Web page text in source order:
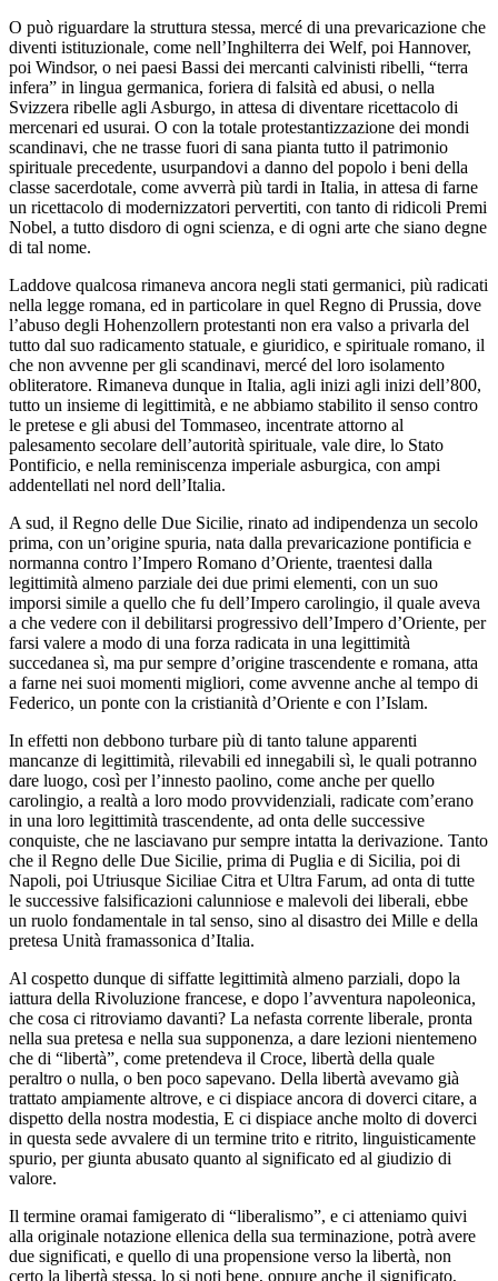
O può riguardare la struttura stessa, mercé di una prevaricazione che
diventi istituzionale, come nell’Inghilterra dei Welf, poi Hannover,
poi Windsor, o nei paesi Bassi dei mercanti calvinisti ribelli, “terra
infera” in lingua germanica, foriera di falsità ed abusi, o nella
Svizzera ribelle agli Asburgo, in attesa di diventare ricettacolo di
mercenari ed usurai. O con la totale protestantizzazione dei mondi
scandinavi, che ne trasse fuori di sana pianta tutto il patrimonio
spirituale precedente, usurpandovi a danno del popolo i beni della
classe sacerdotale, come avverrà più tardi in Italia, in attesa di farne
un ricettacolo di modernizzatori pervertiti, con tanto di ridicoli Premi
Nobel, a tutto disdoro di ogni scienza, e di ogni arte che siano degne
di tal nome.
Laddove qualcosa rimaneva ancora negli stati germanici, più radicati
nella legge romana, ed in particolare in quel Regno di Prussia, dove
l’abuso degli Hohenzollern protestanti non era valso a privarla del
tutto dal suo radicamento statuale, e giuridico, e spirituale romano, il
che non avvenne per gli scandinavi, mercé del loro isolamento
obliteratore. Rimaneva dunque in Italia, agli inizi agli inizi dell’800,
tutto un insieme di legittimità, e ne abbiamo stabilito il senso contro
le pretese e gli abusi del Tommaseo, incentrate attorno al
palesamento secolare dell’autorità spirituale, vale dire, lo Stato
Pontificio, e nella reminiscenza imperiale asburgica, con ampi
addentellati nel nord dell’Italia.
A sud, il Regno delle Due Sicilie, rinato ad indipendenza un secolo
prima, con un’origine spuria, nata dalla prevaricazione pontificia e
normanna contro l’Impero Romano d’Oriente, traentesi dalla
legittimità almeno parziale dei due primi elementi, con un suo
imporsi simile a quello che fu dell’Impero carolingio, il quale aveva
a che vedere con il debilitarsi progressivo dell’Impero d’Oriente, per
farsi valere a modo di una forza radicata in una legittimità
succedanea sì, ma pur sempre d’origine trascendente e romana, atta
a farne nei suoi momenti migliori, come avvenne anche al tempo di
Federico, un ponte con la cristianità d’Oriente e con l’Islam.
In effetti non debbono turbare più di tanto talune apparenti
mancanze di legittimità, rilevabili ed innegabili sì, le quali potranno
dare luogo, così per l’innesto paolino, come anche per quello
carolingio, a realtà a loro modo provvidenziali, radicate com’erano
in una loro legittimità trascendente, ad onta delle successive
conquiste, che ne lasciavano pur sempre intatta la derivazione. Tanto
che il Regno delle Due Sicilie, prima di Puglia e di Sicilia, poi di
Napoli, poi Utriusque Siciliae Citra et Ultra Farum, ad onta di tutte
le successive falsificazioni calunniose e malevoli dei liberali, ebbe
un ruolo fondamentale in tal senso, sino al disastro dei Mille e della
pretesa Unità framassonica d’Italia.
Al cospetto dunque di siffatte legittimità almeno parziali, dopo la
iattura della Rivoluzione francese, e dopo l’avventura napoleonica,
che cosa ci ritroviamo davanti? La nefasta corrente liberale, pronta
nella sua pretesa e nella sua supponenza, a dare lezioni nientemeno
che di “libertà”, come pretendeva il Croce, libertà della quale
peraltro o nulla, o ben poco sapevano. Della libertà avevamo già
trattato ampiamente altrove, e ci dispiace ancora di doverci citare, a
dispetto della nostra modestia, E ci dispiace anche molto di doverci
in questa sede avvalere di un termine trito e ritrito, linguisticamente
spurio, per giunta abusato quanto al significato ed al giudizio di
valore.
Il termine oramai famigerato di “liberalismo”, e ci atteniamo quivi
alla originale notazione ellenica della sua terminazione, potrà avere
due significati, e quello di una propensione verso la libertà, non
certo la libertà stessa, lo si noti bene, oppure anche il significato,